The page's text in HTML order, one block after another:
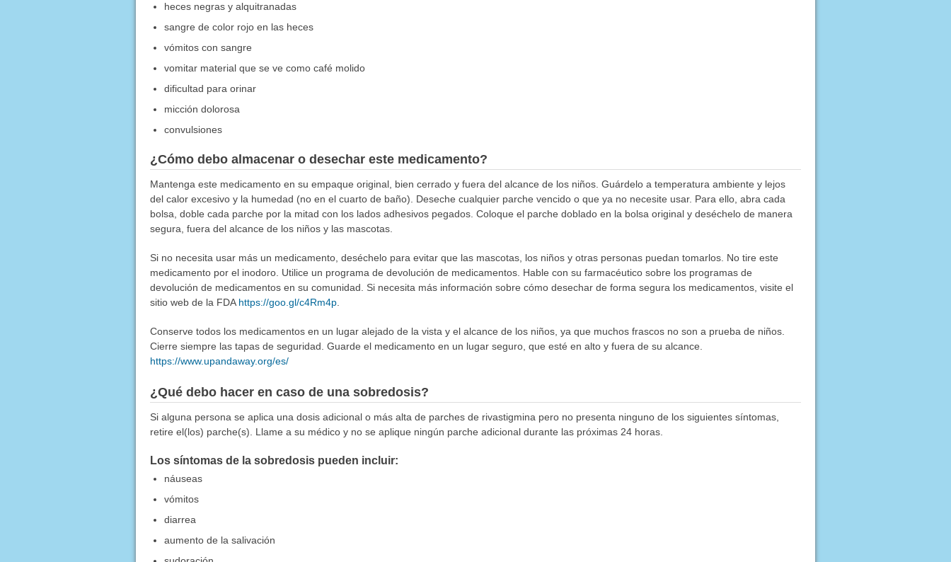
heces negras y alquitranadas
sangre de color rojo en las heces
vómitos con sangre
vomitar material que se ve como café molido
dificultad para orinar
micción dolorosa
convulsiones
¿Cómo debo almacenar o desechar este medicamento?
Mantenga este medicamento en su empaque original, bien cerrado y fuera del alcance de los niños. Guárdelo a temperatura ambiente y lejos
del calor excesivo y la humedad (no en el cuarto de baño). Deseche cualquier parche vencido o que ya no necesite usar. Para ello, abra cada
bolsa, doble cada parche por la mitad con los lados adhesivos pegados. Coloque el parche doblado en la bolsa original y deséchelo de manera
segura, fuera del alcance de los niños y las mascotas.
Si no necesita usar más un medicamento, deséchelo para evitar que las mascotas, los niños y otras personas puedan tomarlos. No tire este
medicamento por el inodoro. Utilice un programa de devolución de medicamentos. Hable con su farmacéutico sobre los programas de
devolución de medicamentos en su comunidad. Si necesita más información sobre cómo desechar de forma segura los medicamentos, visite el
sitio web de la FDA https://goo.gl/c4Rm4p.
Conserve todos los medicamentos en un lugar alejado de la vista y el alcance de los niños, ya que muchos frascos no son a prueba de niños.
Cierre siempre las tapas de seguridad. Guarde el medicamento en un lugar seguro, que esté en alto y fuera de su alcance.
https://www.upandaway.org/es/
¿Qué debo hacer en caso de una sobredosis?
Si alguna persona se aplica una dosis adicional o más alta de parches de rivastigmina pero no presenta ninguno de los siguientes síntomas,
retire el(los) parche(s). Llame a su médico y no se aplique ningún parche adicional durante las próximas 24 horas.
Los síntomas de la sobredosis pueden incluir:
náuseas
vómitos
diarrea
aumento de la salivación